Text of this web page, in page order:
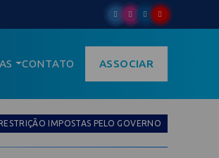
CONTATO ASSOCIAR
IMPOSTAS PELO GOVERNO